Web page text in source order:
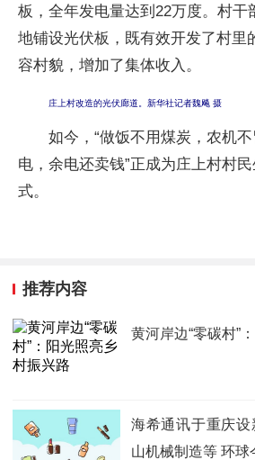
板，全年发电量达到22万度。村干
地铺设光伏板，既有效开发了村里
容村貌，增加了集体收入。
庄上村改造的光伏廊道。新华社记者魏飚 摄
如今，“做饭不用煤炭，农机
电，余电还卖钱”正成为庄上村村
式。
推荐内容
黄河岸边“零碳村”
海希通讯于重庆
山机械制造等 环球